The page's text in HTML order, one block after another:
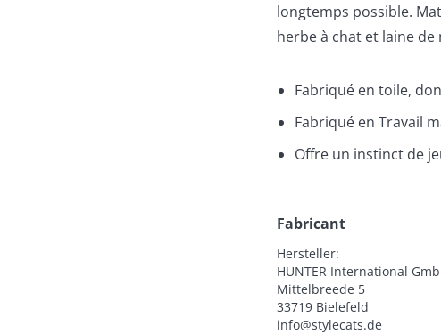
longtemps possible.
herbe à chat et laine
Fabriqué en toile,
Fabriqué en Travail
Offre un instinct de
Fabricant
Hersteller:
HUNTER International
Mittelbreede 5
33719 Bielefeld
info@stylecats.de